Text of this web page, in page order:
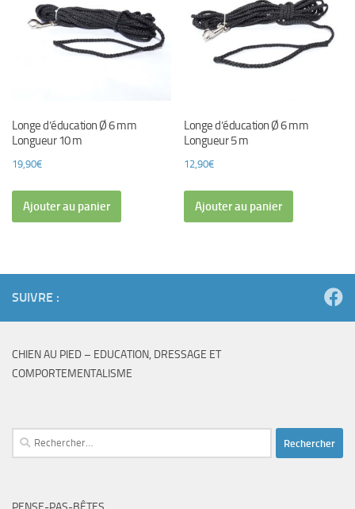
Longe d’éducation Ø 6 mm
Longueur 10 m
19,90€
Ajouter au panier
Longe d’éducation Ø 6 mm
Longueur 5 m
12,90€
Ajouter au panier
SUIVRE :
CHIEN AU PIED – EDUCATION, DRESSAGE ET
COMPORTEMENTALISME
Rechercher :